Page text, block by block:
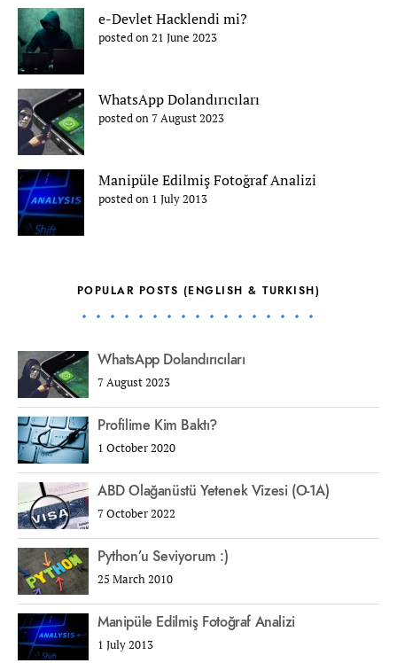
e-Devlet Hacklendi mi?
posted on 21 June 2023
WhatsApp Dolandırıcıları
posted on 7 August 2023
Manipüle Edilmiş Fotoğraf Analizi
posted on 1 July 2013
POPULAR POSTS (ENGLISH & TURKISH)
WhatsApp Dolandırıcıları
7 August 2023
Profilime Kim Baktı?
1 October 2020
ABD Olağanüstü Yetenek Vizesi (O-1A)
7 October 2022
Python’u Seviyorum :)
25 March 2010
Manipüle Edilmiş Fotoğraf Analizi
1 July 2013